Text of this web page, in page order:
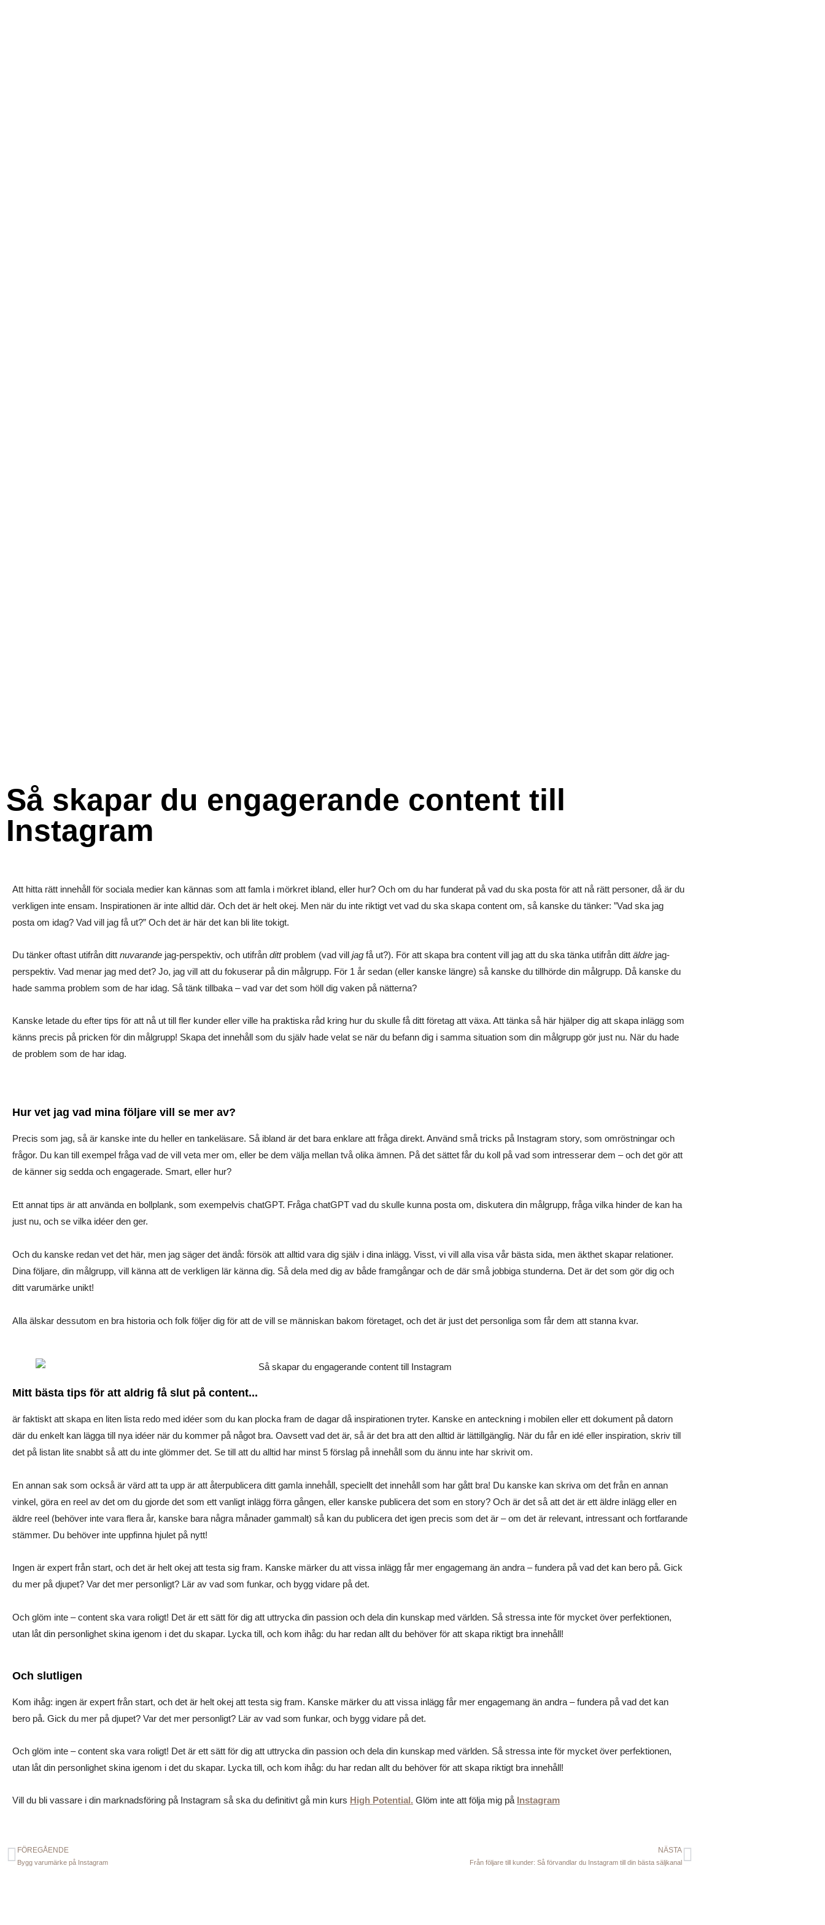
Så skapar du engagerande content till
Instagram
Att hitta rätt innehåll för sociala medier kan kännas som att famla i mörkret ibland, eller hur? Och om du har funderat på vad du ska posta för att nå rätt personer, då är du
verkligen inte ensam. Inspirationen är inte alltid där. Och det är helt okej. Men när du inte riktigt vet vad du ska skapa content om, så kanske du tänker: ”Vad ska jag
posta om idag? Vad vill jag få ut?” Och det är här det kan bli lite tokigt.
Du tänker oftast utifrån ditt nuvarande jag-perspektiv, och utifrån dittproblem (vad vill jag få ut?). För att skapa bra content vill jag att du ska tänka utifrån ditt äldre jag-
perspektiv. Vad menar jag med det? Jo, jag vill att du fokuserar på din målgrupp. För 1 år sedan (eller kanske längre) så kanske du tillhörde din målgrupp. Då kanske du
hade samma problem som de har idag. Så tänk tillbaka – vad var det som höll dig vaken på nätterna?
Kanske letade du efter tips för att nå ut till fler kunder eller ville ha praktiska råd kring hur du skulle få ditt företag att växa. Att tänka så här hjälper dig att skapa inlägg som
känns precis på pricken för din målgrupp! Skapa det innehåll som du själv hade velat se när du befann dig i samma situation som din målgrupp gör just nu. När du hade
de problem som de har idag.
Hur vet jag vad mina följare vill se mer av?
Precis som jag, så är kanske inte du heller en tankeläsare. Så ibland är det bara enklare att fråga direkt. Använd små tricks på Instagram story, som omröstningar och
frågor. Du kan till exempel fråga vad de vill veta mer om, eller be dem välja mellan två olika ämnen. På det sättet får du koll på vad som intresserar dem – och det gör att
de känner sig sedda och engagerade. Smart, eller hur?
Ett annat tips är att använda en bollplank, som exempelvis chatGPT. Fråga chatGPT vad du skulle kunna posta om, diskutera din målgrupp, fråga vilka hinder de kan ha
just nu, och se vilka idéer den ger.
Och du kanske redan vet det här, men jag säger det ändå: försök att alltid vara dig själv i dina inlägg. Visst, vi vill alla visa vår bästa sida, men äkthet skapar relationer.
Dina följare, din målgrupp, vill känna att de verkligen lär känna dig. Så dela med dig av både framgångar och de där små jobbiga stunderna. Det är det som gör dig och
ditt varumärke unikt!
Alla älskar dessutom en bra historia och folk följer dig för att de vill se människan bakom företaget, och det är just det personliga som får dem att stanna kvar.
Mitt bästa tips för att aldrig få slut på content...
är faktiskt att skapa en liten lista redo med idéer som du kan plocka fram de dagar då inspirationen tryter. Kanske en anteckning i mobilen eller ett dokument på datorn
där du enkelt kan lägga till nya idéer när du kommer på något bra. Oavsett vad det är, så är det bra att den alltid är lättillgänglig. När du får en idé eller inspiration, skriv till
det på listan lite snabbt så att du inte glömmer det. Se till att du alltid har minst 5 förslag på innehåll som du ännu inte har skrivit om.
En annan sak som också är värd att ta upp är att återpublicera ditt gamla innehåll, speciellt det innehåll som har gått bra! Du kanske kan skriva om det från en annan
vinkel, göra en reel av det om du gjorde det som ett vanligt inlägg förra gången, eller kanske publicera det som en story? Och är det så att det är ett äldre inlägg eller en
äldre reel (behöver inte vara flera år, kanske bara några månader gammalt) så kan du publicera det igen precis som det är – om det är relevant, intressant och fortfarande
stämmer. Du behöver inte uppfinna hjulet på nytt!
Ingen är expert från start, och det är helt okej att testa sig fram. Kanske märker du att vissa inlägg får mer engagemang än andra – fundera på vad det kan bero på. Gick
du mer på djupet? Var det mer personligt? Lär av vad som funkar, och bygg vidare på det.
Och glöm inte – content ska vara roligt! Det är ett sätt för dig att uttrycka din passion och dela din kunskap med världen. Så stressa inte för mycket över perfektionen,
utan låt din personlighet skina igenom i det du skapar. Lycka till, och kom ihåg: du har redan allt du behöver för att skapa riktigt bra innehåll!
Och slutligen
Kom ihåg: ingen är expert från start, och det är helt okej att testa sig fram. Kanske märker du att vissa inlägg får mer engagemang än andra – fundera på vad det kan
bero på. Gick du mer på djupet? Var det mer personligt? Lär av vad som funkar, och bygg vidare på det.
Och glöm inte – content ska vara roligt! Det är ett sätt för dig att uttrycka din passion och dela din kunskap med världen. Så stressa inte för mycket över perfektionen,
utan låt din personlighet skina igenom i det du skapar. Lycka till, och kom ihåg: du har redan allt du behöver för att skapa riktigt bra innehåll!
Vill du bli vassare i din marknadsföring på Instagram så ska du definitivt gå min kurs High Potential. Glöm inte att följa mig på Instagram
Föregående
FÖREGÅENDE
Bygg varumärke på Instagram
NÄSTA
Från följare till kunder: Så förvandlar du Instagram till din bästa säljkanalNästa